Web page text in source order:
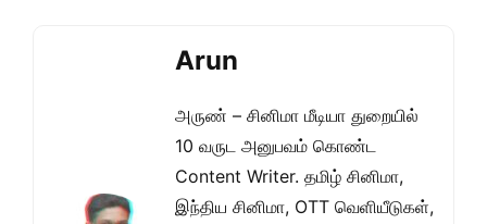
Arun
அருண் – சினிமா மீடியா துறையில்
10 வருட அனுபவம் கொண்ட
Content Writer. தமிழ் சினிமா,
இந்திய சினிமா, OTT வெளியீடுகள்,